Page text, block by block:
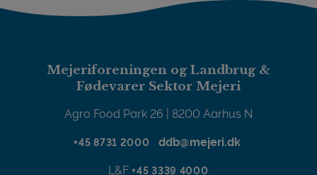
Mejeriforeningen og Landbrug &
Fødevarer Sektor Mejeri
Agro Food Park 26 | 8200 Aarhus N
+45 8731 2000 ddb@mejeri.dk
L&F+45 3339 4000